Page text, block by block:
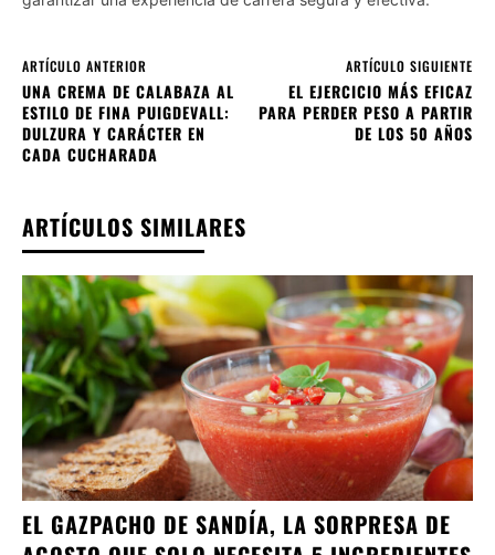
ARTÍCULO ANTERIOR
UNA CREMA DE CALABAZA AL
ESTILO DE FINA PUIGDEVALL:
DULZURA Y CARÁCTER EN
CADA CUCHARADA
ARTÍCULO SIGUIENTE
EL EJERCICIO MÁS EFICAZ
PARA PERDER PESO A PARTIR
DE LOS 50 AÑOS
ARTÍCULOS SIMILARES
EL GAZPACHO DE SANDÍA, LA SORPRESA DE